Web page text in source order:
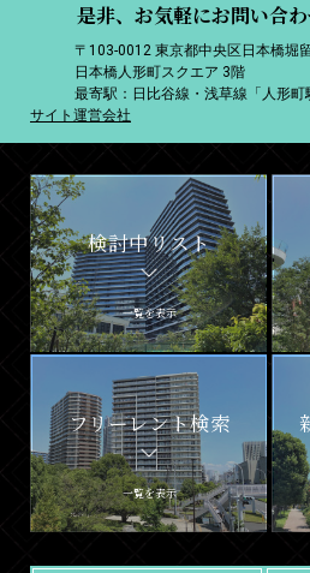
是非、お気軽にお問い合わ
〒103-0012 東京都中央区日本橋堀
日本橋人形町スクエア 3階
最寄駅：日比谷線・浅草線「人形町
サイト運営会社
検討中リスト
一覧を表示
フリーレント検索
一覧を表示